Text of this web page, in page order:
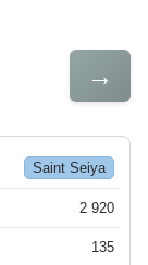
→
Saint Seiya
2 920
135